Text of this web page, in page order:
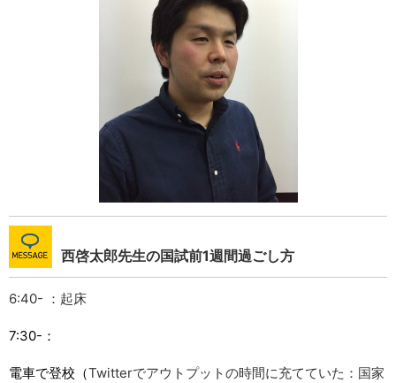
西啓太郎先生の国試前1週間過ごし方
6:40- ：起床
7:30-：
電車で登校（Twitterでアウトプットの時間に充てていた：国家